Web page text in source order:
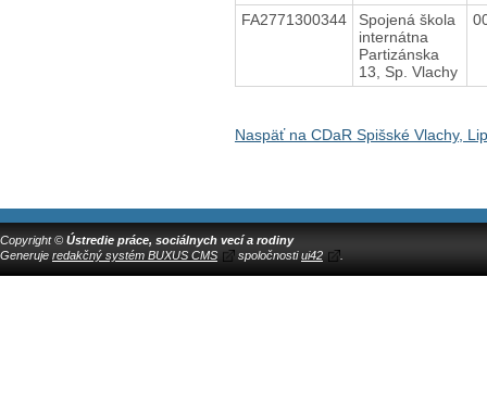
FA2771300344
Spojená škola
internátna
Partizánska
13, Sp. Vlachy
Naspäť na CDaR Spišské Vlachy,
Copyright © Ústredie práce, sociálnych vecí a rodiny
Generuje redakčný systém BUXUS CMS spoločnostiui42